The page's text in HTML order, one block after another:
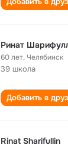
Ринат
60 лет,Челябинск
39 школа
Добавить в
Rinat Sharifullin